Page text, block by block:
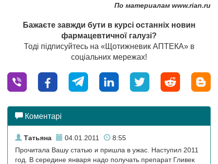
По материалам www.rian.ru
Бажаєте завжди бути в курсі останніх новин
фармацевтичної галузі?
Тоді підписуйтесь на «Щотижневик АПТЕКА» в
соціальних мережах!
Коментарі
Татьяна 04.01.2011
8:55
Прочитала Вашу статью и пришла в ужас. Наступил 2011
год. В середине января надо получать препарат Гливек